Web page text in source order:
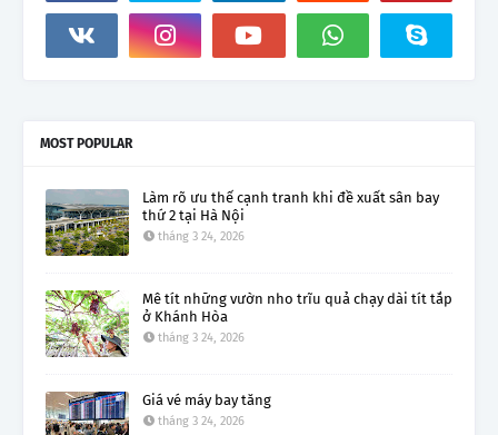
MOST POPULAR
Làm rõ ưu thế cạnh tranh khi đề xuất sân bay
thứ 2 tại Hà Nội
tháng 3 24, 2026
Mê tít những vườn nho trĩu quả chạy dài tít tắp
ở Khánh Hòa
tháng 3 24, 2026
Giá vé máy bay tăng
tháng 3 24, 2026